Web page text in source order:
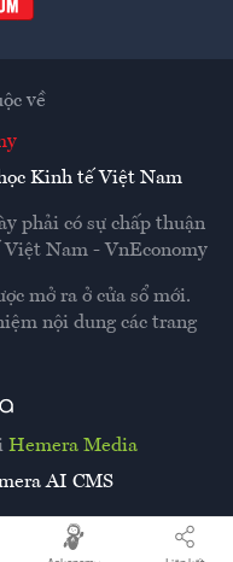
Hemera Media
AI CMS
về
Kinh tế Việt Nam
phải có sự chấp thuận
Nam - VnEconomy
mở ra ở cửa sổ mới.
nội dung các trang